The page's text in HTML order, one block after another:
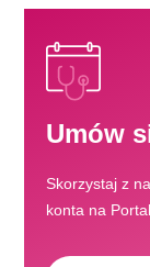
Umów
Skorzystaj z
konta na